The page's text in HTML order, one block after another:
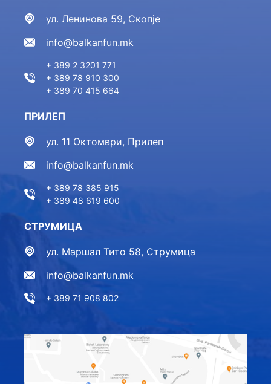
ул. Ленинова 59, Скопје
info@balkanfun.mk
+ 389 2 3201 771
+ 389 78 910 300
+ 389 70 415 664
ПРИЛЕП
ул. 11 Октомври, Прилеп
info@balkanfun.mk
+ 389 78 385 915
+ 389 48 619 600
СТРУМИЦА
ул. Маршал Тито 58, Струмица
info@balkanfun.mk
+ 389 71 908 802